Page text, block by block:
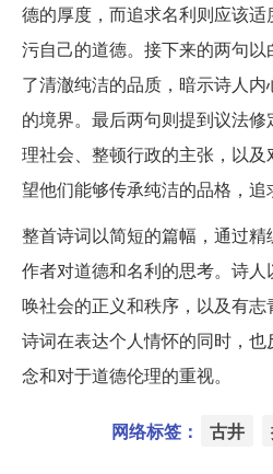
德的厚度，而追求名利则应该
污自己的道德。接下来的两句
了清澈纯洁的品质，暗示诗人
的境界。最后两句则提到议法
理社会、整顿行政的主张，以
望他们能够传承纯洁的品格，追
整首诗词以简短的篇幅，通过
作者对道德和名利的思考。诗
唤社会的正义和秩序，以及有
诗词在表达个人情怀的同时，
念和对于道德伦理的重视。
网络标签： 古井